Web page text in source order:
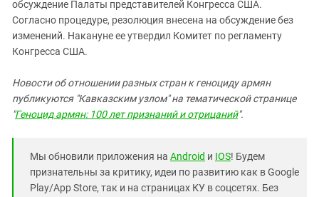
обсуждение Палаты представителей Конгресса США.
Согласно процедуре, резолюция внесена на обсуждение без
изменений. Накануне ее утвердил Комитет по регламенту
Конгресса США.
Новости об отношении разных стран к геноциду армян
публикуются "Кавказским узлом" на тематической странице
"Геноцид армян: 100 лет признаний и отрицаний".
Мы обновили приложения на Android и IOS! Будем
признательны за критику, идеи по развитию как в Google
Play/App Store, так и на страницах КУ в соцсетях. Без